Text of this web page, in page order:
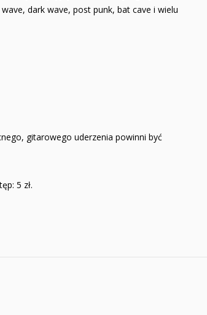
dark wave, post punk, bat cave i wielu
gitarowego uderzenia powinni być
5 zł.